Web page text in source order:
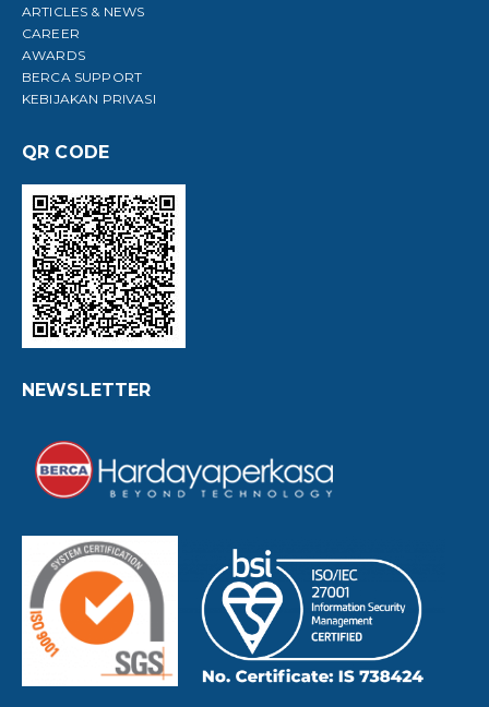
ARTICLES & NEWS
CAREER
AWARDS
BERCA SUPPORT
KEBIJAKAN PRIVASI
QR CODE
NEWSLETTER